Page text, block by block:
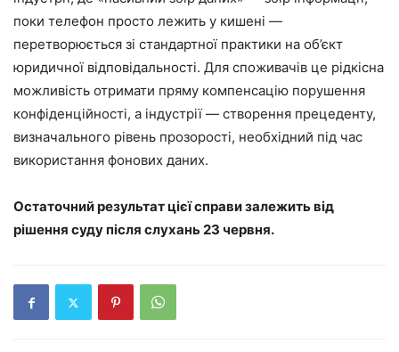
поки телефон просто лежить у кишені —
перетворюється зі стандартної практики на об’єкт
юридичної відповідальності. Для споживачів це рідкісна
можливість отримати пряму компенсацію порушення
конфіденційності, а індустрії — створення прецеденту,
визначального рівень прозорості, необхідний під час
використання фонових даних.
Остаточний результат цієї справи залежить від
рішення суду після слухань 23 червня.